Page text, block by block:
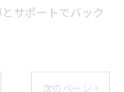
サポートでバック
次のページ >